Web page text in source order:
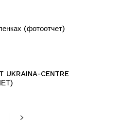
(фотоотчет)
UKRAINA-CENTRE